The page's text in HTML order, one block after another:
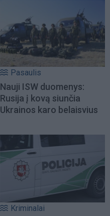
Pasaulis
Nauji ISW duomenys:
Rusija į kovą siunčia
Ukrainos karo belaisvius
Kriminalai